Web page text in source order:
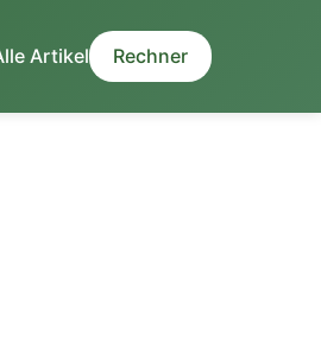
Artikel Rechner